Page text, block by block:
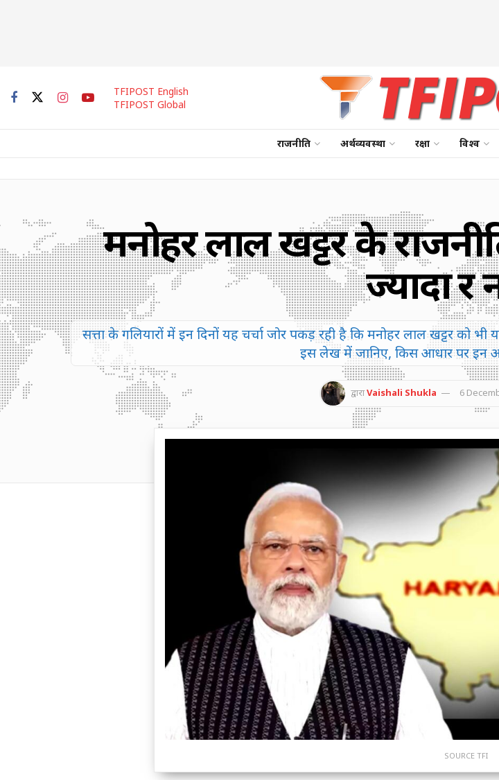
TFIPOST English
TFIPOST Global
राजनीति अर्थव्यवस्था रक्षा विश्व
मनोहर लाल खट्टर के
ज्यादा दूर
सत्ता के गलियारों में इन दिनों यह चर्चा जोर पकड़ रही है कि मनोहर लाल खट्टर को
इस लेख में जानिए, किस आधार पर इन
द्वाराVaishali Shukla 6
SOURCE TFI